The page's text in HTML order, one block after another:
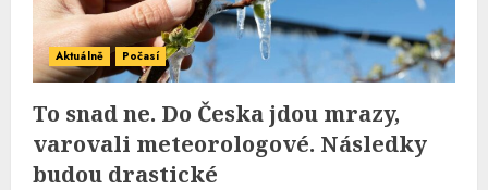
Aktuálně Počasí
To snad ne. Do Česka jdou mrazy,
varovali meteorologové. Následky
budou drastické